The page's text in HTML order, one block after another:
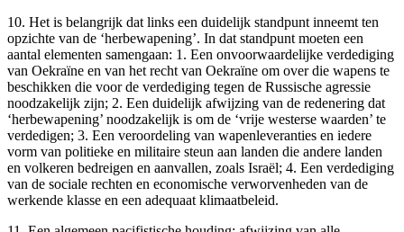
10. Het is belangrijk dat links een duidelijk standpunt inneemt ten
opzichte van de ‘herbewapening’. In dat standpunt moeten een
aantal elementen samengaan: 1. Een onvoorwaardelijke verdediging
van Oekraïne en van het recht van Oekraïne om over die wapens te
beschikken die voor de verdediging tegen de Russische agressie
noodzakelijk zijn; 2. Een duidelijk afwijzing van de redenering dat
‘herbewapening’ noodzakelijk is om de ‘vrije westerse waarden’ te
verdedigen; 3. Een veroordeling van wapenleveranties en iedere
vorm van politieke en militaire steun aan landen die andere landen
en volkeren bedreigen en aanvallen, zoals Israël; 4. Een verdediging
van de sociale rechten en economische verworvenheden van de
werkende klasse en een adequaat klimaatbeleid.